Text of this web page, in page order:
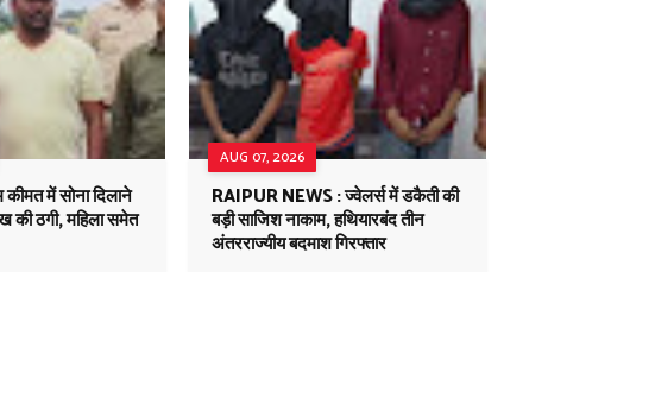
में सोना दिलाने
की ठगी, महिला समेत
AUG 07, 2026
RAIPUR NEWS : ज्वेलर्स में डकैती की
बड़ी साजिश नाकाम, हथियारबंद तीन
अंतरराज्यीय बदमाश गिरफ्तार